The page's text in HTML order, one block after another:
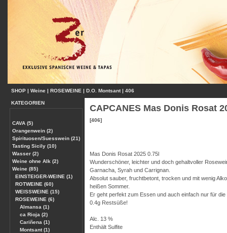
SHOP | Weine | ROSEWEINE | D.O. Montsant| 406
KATEGORIEN
CAVA (5)
Orangenwein (2)
Spirituosen/Suesswein (21)
Tasting Sicily (10)
Wasser (2)
Weine ohne Alk (2)
Weine (85)
EINSTEIGER-WEINE (1)
ROTWEINE (60)
WEISSWEINE (15)
ROSEWEINE (6)
Almansa (1)
ca Rioja (2)
Cariñena (1)
Montsant (1)
CAPCANES Mas Donis Rosat
[406]
Mas Donis Rosat 2025 0.75l
Wunderschöner, leichter und doch gehaltvoller
Garnacha, Syrah und Carrignan.
Absolut sauber, fruchtbetont, trocken und mit wenig
heißen Sommer.
Er geht perfekt zum Essen und auch einfach nur für
0.4g Restsüße!
Alc. 13 %
Enthält Sulfite